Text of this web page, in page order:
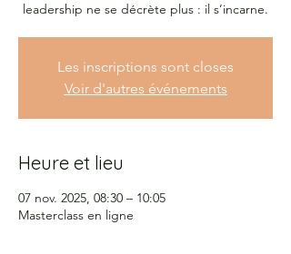
leadership ne se décrète plus : il s’incarne.
Les inscriptions sont closes
Voir d'autres événements
Heure et lieu
07 nov. 2025, 08:30 – 10:05
Masterclass en ligne